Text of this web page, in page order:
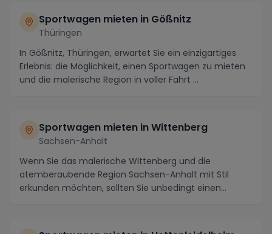
Sportwagen mieten in Gößnitz
Thüringen
In Gößnitz, Thüringen, erwartet Sie ein einzigartiges
Erlebnis: die Möglichkeit, einen Sportwagen zu mieten
und die malerische Region in voller Fahrt ...
Sportwagen mieten in Wittenberg
Sachsen-Anhalt
Wenn Sie das malerische Wittenberg und die
atemberaubende Region Sachsen-Anhalt mit Stil
erkunden möchten, sollten Sie unbedingt einen